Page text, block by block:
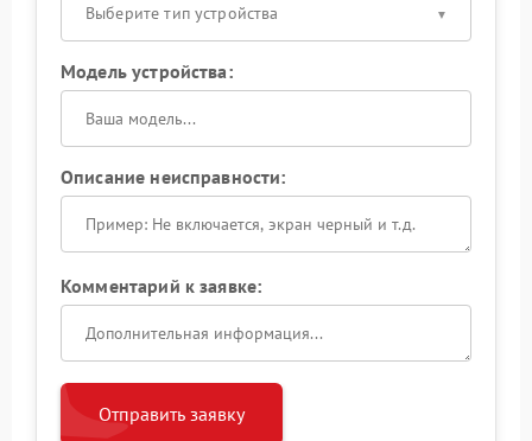
Выберите тип устройства
Модель устройства:
Описание неисправности:
Комментарий к заявке:
Отправить заявку